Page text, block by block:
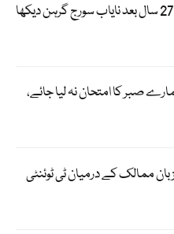
برطانیہ اور آئرلینڈ میں 27 سال بعد نایاب سورج گرہن دیکھا
صبر کا امتحان نہ لیا جائے،
کے میزبان ممالک کے درمیان ٹی ٹوئنٹی